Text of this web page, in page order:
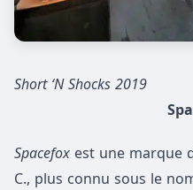
Short ‘N Shocks 2019
Spacefox est une marque
C., plus connu sous le